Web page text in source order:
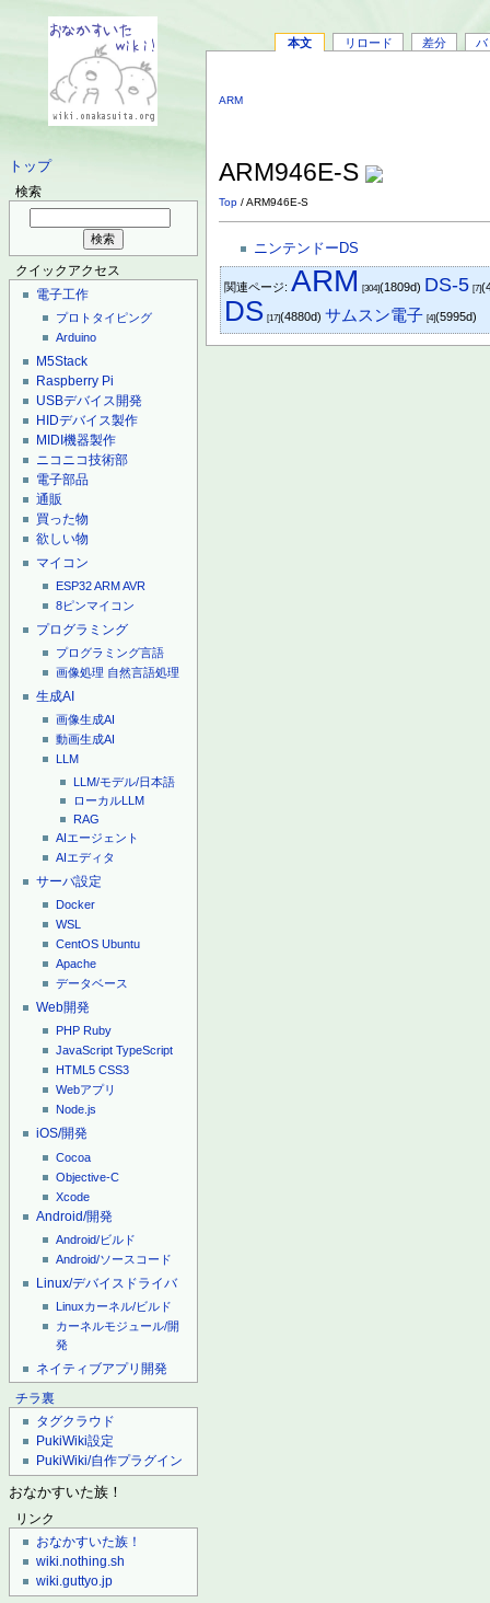
トップ
検索
クイックアクセス
電子工作
プロトタイピング
Arduino
M5Stack
Raspberry Pi
USBデバイス開発
HIDデバイス製作
MIDI機器製作
ニコニコ技術部
電子部品
通販
買った物
欲しい物
マイコン
ESP32ARMAVR
8ピンマイコン
プログラミング
プログラミング言語
画像処理 自然言語処理
生成AI
画像生成AI
動画生成AI
LLM
LLM/モデル/日本語
ローカルLLM
RAG
AIエージェント
AIエディタ
サーバ設定
Docker
WSL
CentOS Ubuntu
Apache
データベース
Web開発
PHP Ruby
JavaScript TypeScript
HTML5 CSS3
Webアプリ
Node.js
iOS/開発
Cocoa
Objective-C
Xcode
Android/開発
Android/ビルド
Android/ソースコード
Linux/デバイスドライバ
Linuxカーネル/ビルド
カーネルモジュール/開
発
ネイティブアプリ開発
チラ裏
タグクラウド
PukiWiki設定
PukiWiki/自作プラグイン
おなかすいた族！
リンク
おなかすいた族！
wiki.nothing.sh
wiki.guttyo.jp
本文 リロード 差分 バ
ARM
ARM946E-S
Top / ARM946E-S
ニンテンドーDS
関連ページ:ARM [304](1809d) DS-5 [7]
DS [17](4880d)サムスン電子 [4](5995d)